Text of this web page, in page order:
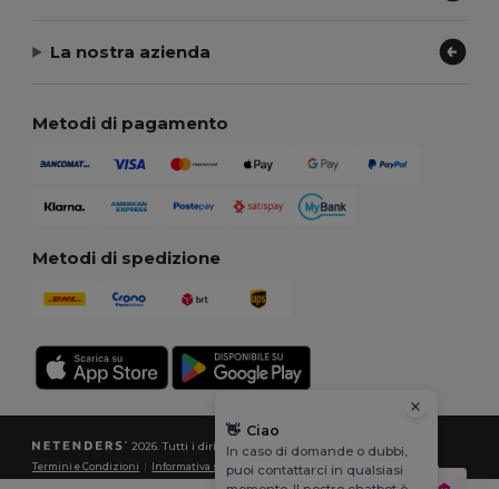
La nostra azienda
Metodi di pagamento
Metodi di spedizione
2026. Tutti i diritti riservati
Termini e Condizioni Informativa sulla privacy|Politica sui cookie|Site Map
👋 Ciao
In caso di domande o dubbi,
puoi contattarci in qualsiasi